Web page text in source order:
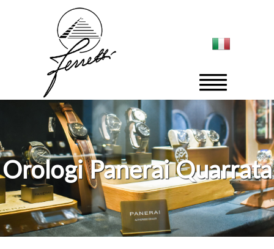
Orologi Panerai Quarrata